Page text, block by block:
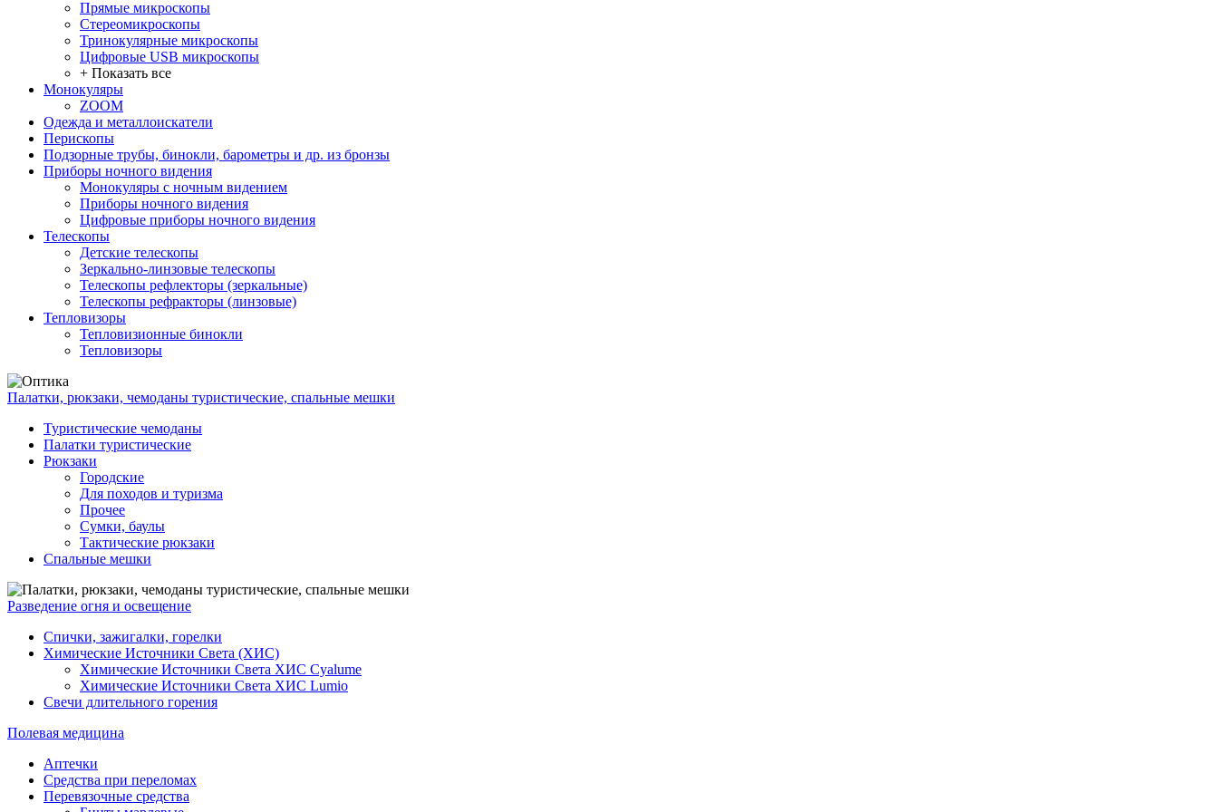
Прямые микроскопы
Стереомикроскопы
Тринокулярные микроскопы
Цифровые USB микроскопы
+ Показать все
Монокуляры
ZOOM
Одежда и металлоискатели
Перископы
Подзорные трубы, бинокли, барометры и др. из бронзы
Приборы ночного видения
Монокуляры с ночным видением
Приборы ночного видения
Цифровые приборы ночного видения
Телескопы
Детские телескопы
Зеркально-линзовые телескопы
Телескопы рефлекторы (зеркальные)
Телескопы рефракторы (линзовые)
Тепловизоры
Тепловизионные бинокли
Тепловизоры
Палатки, рюкзаки, чемоданы туристические, спальные мешки
Туристические чемоданы
Палатки туристические
Рюкзаки
Городские
Для походов и туризма
Прочее
Сумки, баулы
Тактические рюкзаки
Спальные мешки
Разведение огня и освещение
Спички, зажигалки, горелки
Химические Источники Света (ХИС)
Химические Источники Света ХИС Cyalume
Химические Источники Света ХИС Lumio
Свечи длительного горения
Полевая медицина
Аптечки
Средства при переломах
Перевязочные средства